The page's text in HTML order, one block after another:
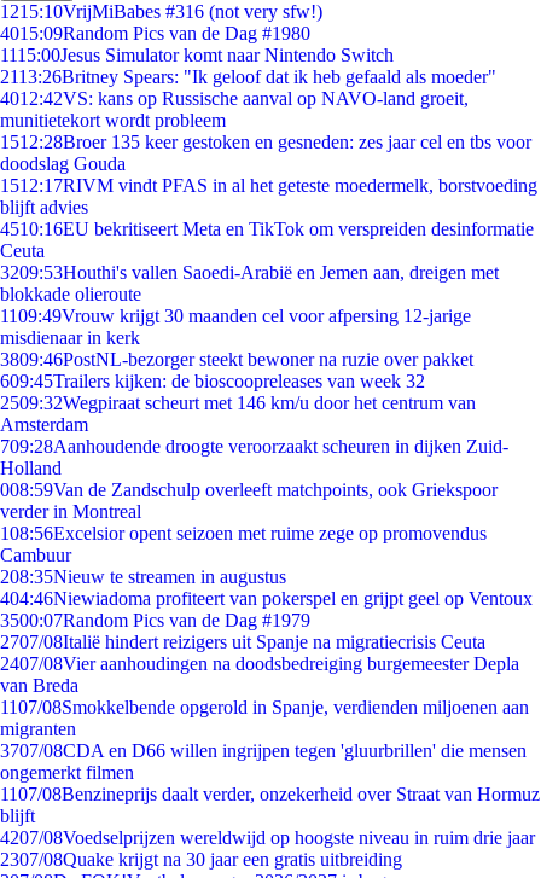
1215:10VrijMiBabes #316 (not very sfw!)
4015:09Random Pics van de Dag #1980
1115:00Jesus Simulator komt naar Nintendo Switch
2113:26Britney Spears: "Ik geloof dat ik heb gefaald als moeder"
4012:42VS: kans op Russische aanval op NAVO-land groeit,
munitietekort wordt probleem
1512:28Broer 135 keer gestoken en gesneden: zes jaar cel en tbs voor
doodslag Gouda
1512:17RIVM vindt PFAS in al het geteste moedermelk, borstvoeding
blijft advies
4510:16EU bekritiseert Meta en TikTok om verspreiden desinformatie
Ceuta
3209:53Houthi's vallen Saoedi-Arabië en Jemen aan, dreigen met
blokkade olieroute
1109:49Vrouw krijgt 30 maanden cel voor afpersing 12-jarige
misdienaar in kerk
3809:46PostNL-bezorger steekt bewoner na ruzie over pakket
609:45Trailers kijken: de bioscoopreleases van week 32
2509:32Wegpiraat scheurt met 146 km/u door het centrum van
Amsterdam
709:28Aanhoudende droogte veroorzaakt scheuren in dijken Zuid-
Holland
008:59Van de Zandschulp overleeft matchpoints, ook Griekspoor
verder in Montreal
108:56Excelsior opent seizoen met ruime zege op promovendus
Cambuur
208:35Nieuw te streamen in augustus
404:46Niewiadoma profiteert van pokerspel en grijpt geel op Ventoux
3500:07Random Pics van de Dag #1979
2707/08Italië hindert reizigers uit Spanje na migratiecrisis Ceuta
2407/08Vier aanhoudingen na doodsbedreiging burgemeester Depla
van Breda
1107/08Smokkelbende opgerold in Spanje, verdienden miljoenen aan
migranten
3707/08CDA en D66 willen ingrijpen tegen 'gluurbrillen' die mensen
ongemerkt filmen
1107/08Benzineprijs daalt verder, onzekerheid over Straat van Hormuz
blijft
4207/08Voedselprijzen wereldwijd op hoogste niveau in ruim drie jaar
2307/08Quake krijgt na 30 jaar een gratis uitbreiding